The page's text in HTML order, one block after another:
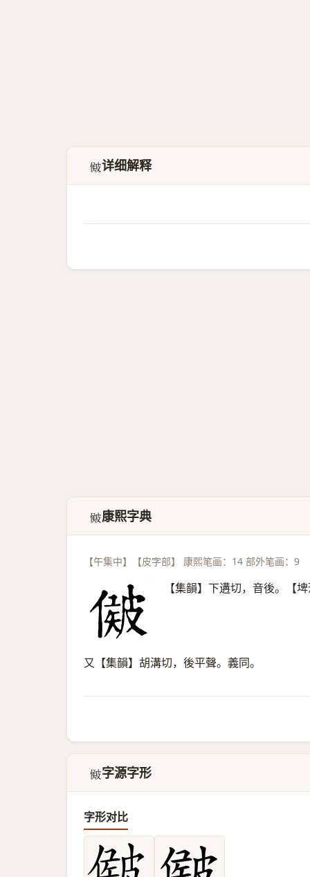
𥀃详细解释
𥀃 康熙字典
【午集中】【皮字部】 康熙笔画：14 部外笔画：9
【集韻】下遘切，音後。【
又【集韻】胡溝切，後平聲。義同。
𥀃 字源字形
字形对比